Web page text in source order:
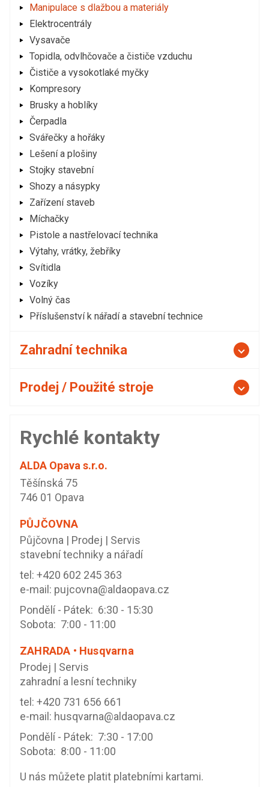
Manipulace s dlažbou a materiály
Elektrocentrály
Vysavače
Topidla, odvlhčovače a čističe vzduchu
Čističe a vysokotlaké myčky
Kompresory
Brusky a hoblíky
Čerpadla
Svářečky a hořáky
Lešení a plošiny
Stojky stavební
Shozy a násypky
Zařízení staveb
Míchačky
Pistole a nastřelovací technika
Výtahy, vrátky, žebříky
Svítidla
Vozíky
Volný čas
Příslušenství k nářadí a stavební technice
Zahradní technika
Prodej / Použité stroje
Rychlé kontakty
ALDA Opava s.r.o.
Těšínská 75
746 01 Opava
PŮJČOVNA
Půjčovna | Prodej | Servis
stavební techniky a nářadí
tel: +420 602 245 363
e-mail: pujcovna@aldaopava.cz
Pondělí - Pátek: 6:30 - 15:30
Sobota: 7:00 - 11:00
ZAHRADA • Husqvarna
Prodej | Servis
zahradní a lesní techniky
tel: +420 731 656 661
e-mail: husqvarna@aldaopava.cz
Pondělí - Pátek: 7:30 - 17:00
Sobota: 8:00 - 11:00
U nás můžete platit platebními kartami.